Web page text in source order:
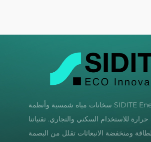
توفر SIDITE Energy سخانات مياه شمسية وأنظمة
للاستخدام السكني والتجاري. تقنياتنا
ومنخفضة الانبعاثات تقلل من البصمة